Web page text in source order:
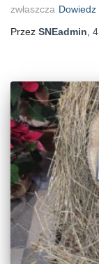
zwłaszcza
Przez SNEadmin